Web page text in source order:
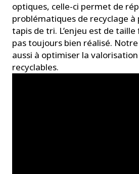
optiques, celle-ci permet de
problématiques de recyclage à
tapis de tri. L’enjeu est de taille
pas toujours bien réalisé.
aussi à optimiser la
recyclables.